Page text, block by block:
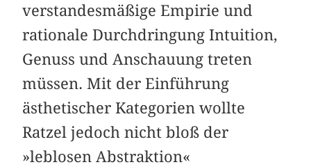
verstandesmäßige Empirie und
rationale Durchdringung Intuition,
Genuss und Anschauung treten
müssen. Mit der Einführung
ästhetischer Kategorien wollte
Ratzel jedoch nicht bloß der
»leblosen Abstraktion«